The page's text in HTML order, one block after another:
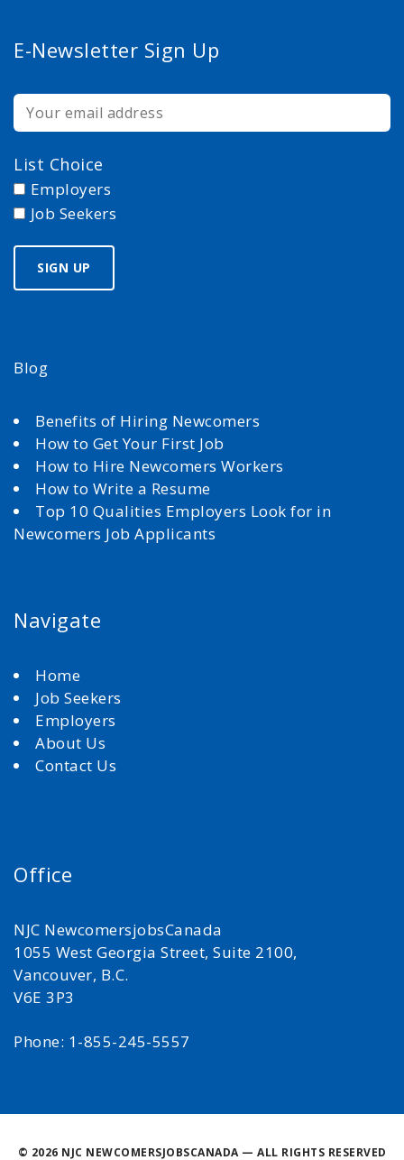
E-Newsletter Sign Up
List Choice
Employers
Job Seekers
Blog
Benefits of Hiring Newcomers
How to Get Your First Job
How to Hire Newcomers Workers
How to Write a Resume
Top 10 Qualities Employers Look for in
Newcomers Job Applicants
Navigate
Home
Job Seekers
Employers
About Us
Contact Us
Office
NJC NewcomersjobsCanada
1055 West Georgia Street, Suite 2100,
Vancouver, B.C.
V6E 3P3
Phone: 1-855-245-5557
© 2026 NJC NEWCOMERSJOBSCANADA — ALL RIGHTS RESERVED